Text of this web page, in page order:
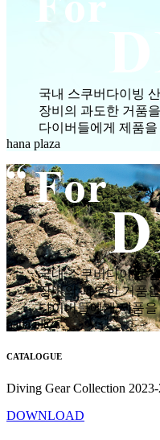
국내 스쿠버다이빙
장비의 과도한 거품
다이버들에게 제품
hana plaza
국내 스쿠버다이빙
장비의 과도한 거품
다이버들에게 제품
hana plaza
CATALOGUE
Diving Gear Collection
DOWNLOAD